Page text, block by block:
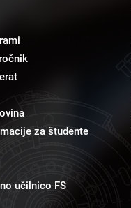
za študente
učilnico FS